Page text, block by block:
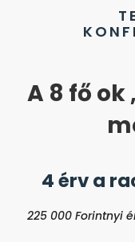
A 8 fő ok
4 érv a
225 000 Forintnyi